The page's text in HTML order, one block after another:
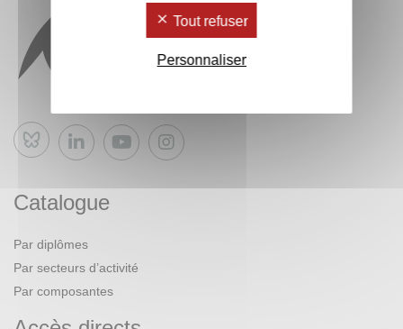
Bluesky
Catalogue
Par diplômes
Par secteurs d’activité
Par composantes
Tout refuser
Personnaliser